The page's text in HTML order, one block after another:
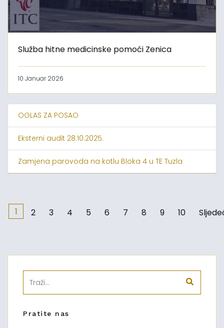
Služba hitne medicinske pomoći Zenica
10 Januar 2026
OGLAS ZA POSAO
Eksterni audit 28.10.2025.
Zamjena parovoda na kotlu Bloka 4 u TE Tuzla
1 2 3 4 5 6 7 8 9 10
Pratite nas